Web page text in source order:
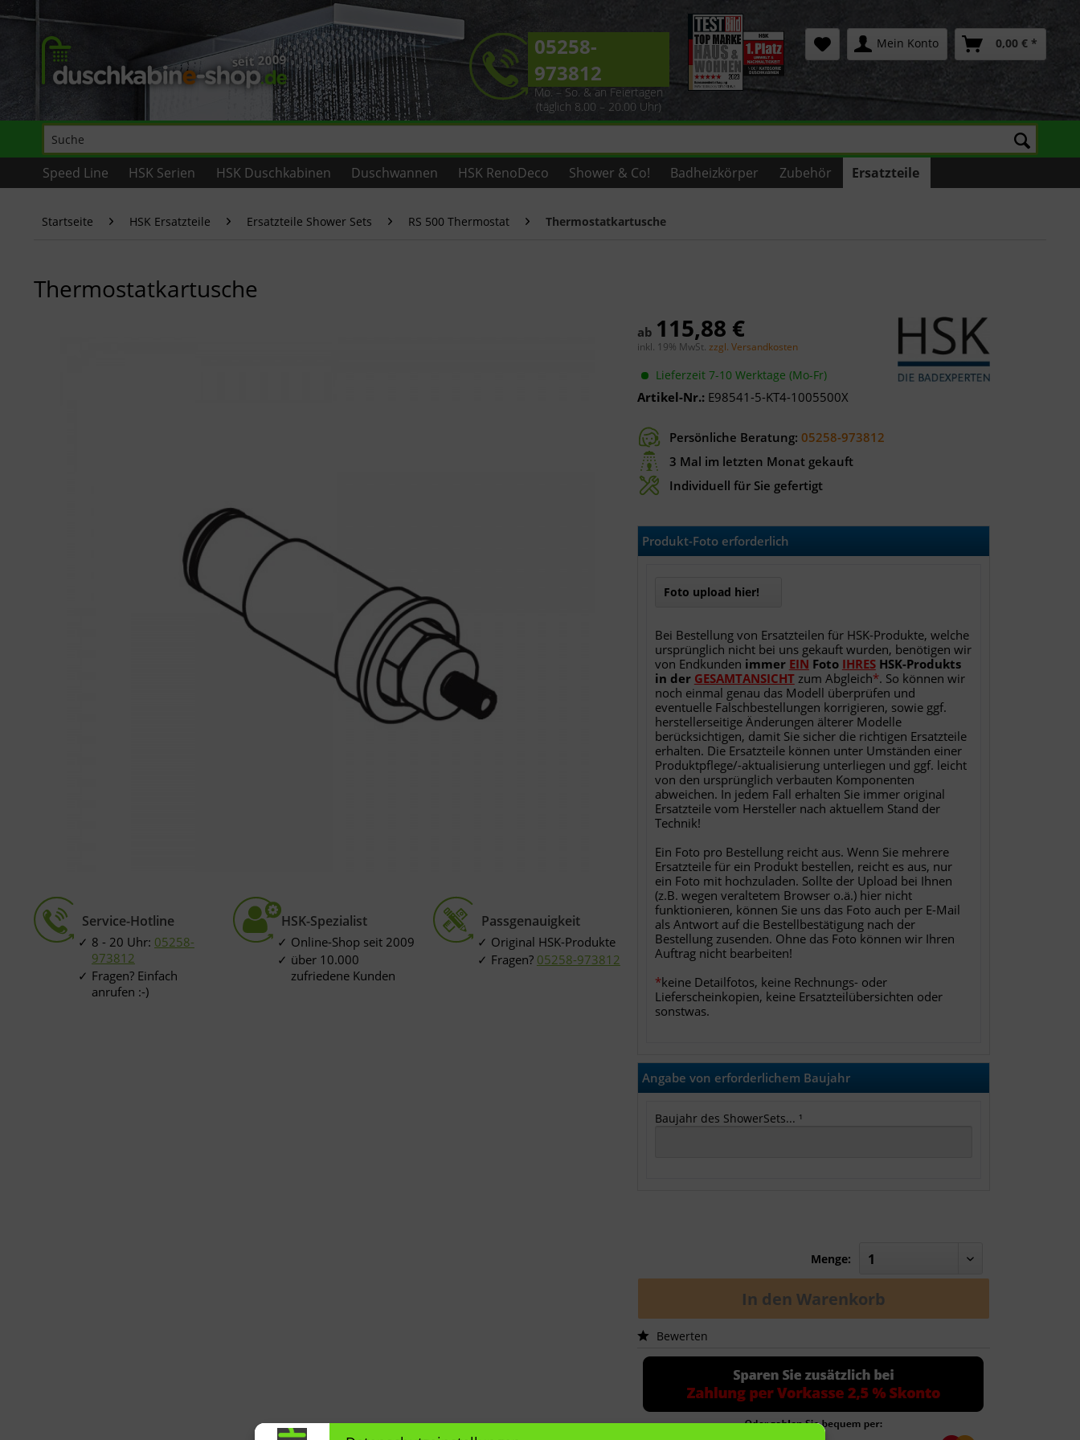
05258-
973812
Mo. – So. & an Feiertagen
(täglich 8.00 – 20.00 Uhr)
Mein Konto 0,00 € *
Speed Line HSK Serien HSK Duschkabinen Duschwannen HSK RenoDeco Shower & Co! Badheizkörper Zubehör Ersatzteile
Startseite HSK Ersatzteile Ersatzteile Shower Sets RS 500 Thermostat Thermostatkartusche
Thermostatkartusche
Service-Hotline
8 - 20 Uhr: 05258-
973812
Fragen? Einfach
anrufen :-)
HSK-Spezialist
Online-Shop seit 2009
über 10.000
zufriedene Kunden
Passgenauigkeit
Original HSK-Produkte
Fragen? 05258-973812
ab 115,88 €
inkl. 19% MwSt. zzgl. Versandkosten
Lieferzeit 7-10 Werktage (Mo-Fr)
Artikel-Nr.: E98541-5-KT4-1005500X
Persönliche Beratung: 05258-973812
3 Mal im letzten Monat gekauft
Individuell für Sie gefertigt
Produkt-Foto erforderlich
Foto upload hier!
Bei Bestellung von Ersatzteilen für HSK-Produkte, welche
ursprünglich nicht bei uns gekauft wurden, benötigen wir
von Endkunden immer EIN Foto IHRES HSK-Produkts
in der GESAMTANSICHTzum Abgleich*. So können wir
noch einmal genau das Modell überprüfen und
eventuelle Falschbestellungen korrigieren, sowie ggf.
herstellerseitige Änderungen älterer Modelle
berücksichtigen, damit Sie sicher die richtigen Ersatzteile
erhalten. Die Ersatzteile können unter Umständen einer
Produktpflege/-aktualisierung unterliegen und ggf. leicht
von den ursprünglich verbauten Komponenten
abweichen. In jedem Fall erhalten Sie immer original
Ersatzteile vom Hersteller nach aktuellem Stand der
Technik!
Ein Foto pro Bestellung reicht aus. Wenn Sie mehrere
Ersatzteile für ein Produkt bestellen, reicht es aus, nur
ein Foto mit hochzuladen. Sollte der Upload bei Ihnen
(z.B. wegen veraltetem Browser o.ä.) hier nicht
funktionieren, können Sie uns das Foto auch per E-Mail
als Antwort auf die Bestellbestätigung nach der
Bestellung zusenden. Ohne das Foto können wir Ihren
Auftrag nicht bearbeiten!
*keine Detailfotos, keine Rechnungs- oder
Lieferscheinkopien, keine Ersatzteilübersichten oder
sonstwas.
Angabe von erforderlichem Baujahr
Baujahr des ShowerSets... ¹
Menge:
In den Warenkorb
Bewerten